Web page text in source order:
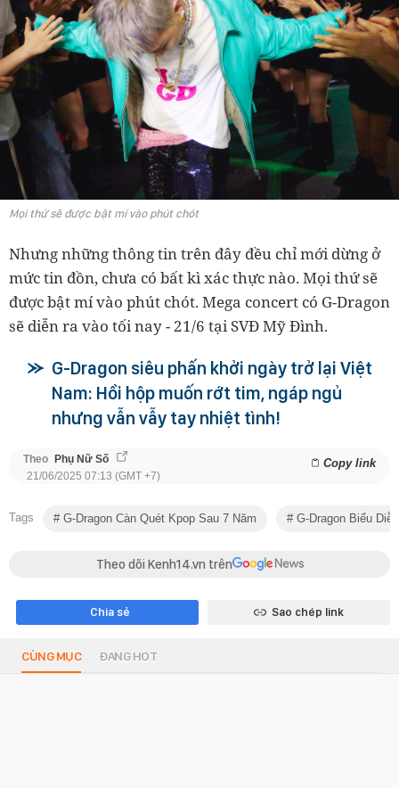
Mọi thứ sẽ được bật mí vào phút chót
Nhưng những thông tin trên đây đều chỉ mới dừng ở
mức tin đồn, chưa có bất kì xác thực nào. Mọi thứ sẽ
được bật mí vào phút chót. Mega concert có G-Dragon
sẽ diễn ra vào tối nay - 21/6 tại SVĐ Mỹ Đình.
G-Dragon siêu phấn khởi ngày trở lại Việt
Nam: Hồi hộp muốn rớt tim, ngáp ngủ
nhưng vẫn vẫy tay nhiệt tình!
Theo Phụ Nữ Số Copy link
21/06/2025 07:13 (GMT +7)
Tags G-Dragon Càn Quét Kpop Sau 7 Năm G-Dragon Biểu
Theo dõi Kenh14.vn trên
Chia sẻ Sao chép link
CÙNG MỤC ĐANG HOT